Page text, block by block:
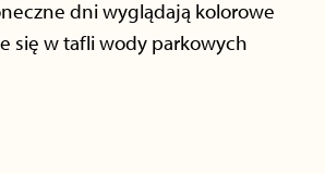
dni wyglądają kolorowe
się w tafli wody parkowych